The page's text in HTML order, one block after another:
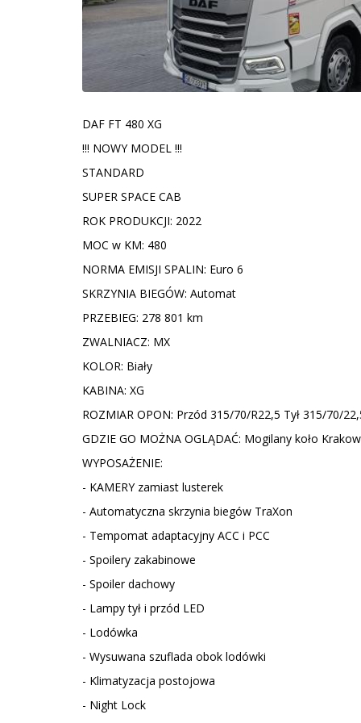
DAF FT 480 XG
!!! NOWY MODEL !!!
STANDARD
SUPER SPACE CAB
ROK PRODUKCJI: 2022
MOC w KM: 480
NORMA EMISJI SPALIN: Euro 6
SKRZYNIA BIEGÓW: Automat
PRZEBIEG: 278 801 km
ZWALNIACZ: MX
KOLOR: Biały
KABINA: XG
ROZMIAR OPON: Przód 315/70/R22,5 Tył 315/70/
GDZIE GO MOŻNA OGLĄDAĆ: Mogilany koło
WYPOSAŻENIE:
- KAMERY zamiast lusterek
- Automatyczna skrzynia biegów TraXon
- Tempomat adaptacyjny ACC i PCC
- Spoilery zakabinowe
- Spoiler dachowy
- Lampy tył i przód LED
- Lodówka
- Wysuwana szuflada obok lodówki
- Klimatyzacja postojowa
- Night Lock